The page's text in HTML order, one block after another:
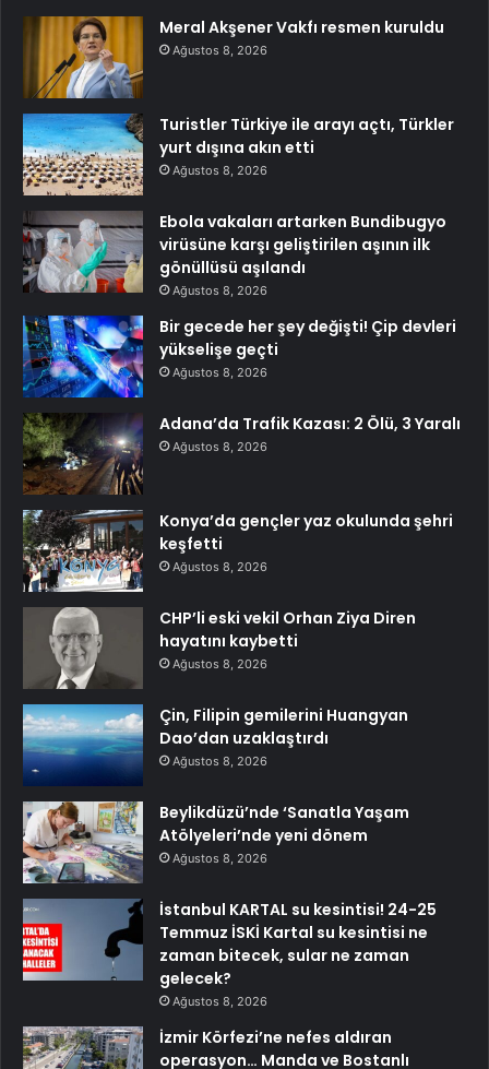
Meral Akşener Vakfı resmen kuruldu
Ağustos 8, 2026
Turistler Türkiye ile arayı açtı, Türkler
yurt dışına akın etti
Ağustos 8, 2026
Ebola vakaları artarken Bundibugyo
virüsüne karşı geliştirilen aşının ilk
gönüllüsü aşılandı
Ağustos 8, 2026
Bir gecede her şey değişti! Çip devleri
yükselişe geçti
Ağustos 8, 2026
Adana’da Trafik Kazası: 2 Ölü, 3 Yaralı
Ağustos 8, 2026
Konya’da gençler yaz okulunda şehri
keşfetti
Ağustos 8, 2026
CHP’li eski vekil Orhan Ziya Diren
hayatını kaybetti
Ağustos 8, 2026
Çin, Filipin gemilerini Huangyan
Dao’dan uzaklaştırdı
Ağustos 8, 2026
Beylikdüzü’nde ‘Sanatla Yaşam
Atölyeleri’nde yeni dönem
Ağustos 8, 2026
İstanbul KARTAL su kesintisi! 24-25
Temmuz İSKİ Kartal su kesintisi ne
zaman bitecek, sular ne zaman
gelecek?
Ağustos 8, 2026
İzmir Körfezi’ne nefes aldıran
operasyon… Manda ve Bostanlı